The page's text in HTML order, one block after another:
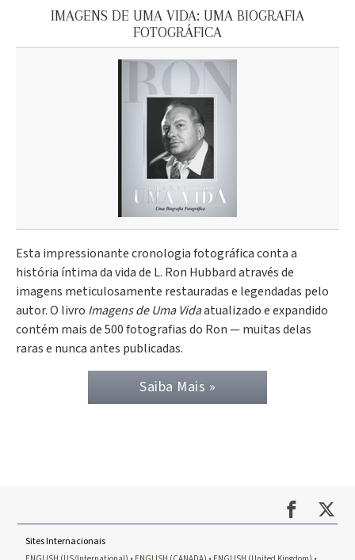
IMAGENS DE UMA VIDA: UMA BIOGRAFIA
FOTOGRÁFICA
Esta impressionante cronologia fotográfica conta a
história íntima da vida de L. Ron Hubbard através de
imagens meticulosamente restauradas e legendadas pelo
autor. O livro Imagens de Uma Vidaatualizado e expandido
contém mais de 500 fotografias do Ron — muitas delas
raras e nunca antes publicadas.
Saiba Mais »
Sites Internacionais